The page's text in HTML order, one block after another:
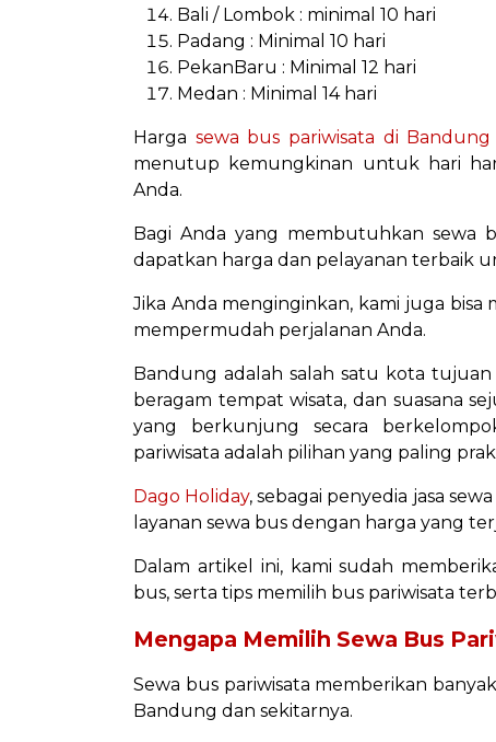
Bali / Lombok : minimal 10 hari
Padang : Minimal 10 hari
PekanBaru : Minimal 12 hari
Medan : Minimal 14 hari
Harga sewa bus pariwisata di Bandung
menutup kemungkinan untuk hari
Anda.
Bagi Anda yang membutuhkan sewa
dapatkan harga dan pelayanan terbaik
Jika Anda menginginkan, kami juga bisa
mempermudah perjalanan Anda.
Bandung adalah salah satu kota
beragam tempat wisata, dan suasana
yang berkunjung secara
pariwisata adalah pilihan yang paling
Dago Holiday, sebagai penyedia jasa
layanan sewa bus dengan harga yang
Dalam artikel ini, kami sudah
bus, serta tips memilih bus pariwisata
Mengapa Memilih Sewa Bus
Sewa bus pariwisata memberikan
Bandung dan sekitarnya.